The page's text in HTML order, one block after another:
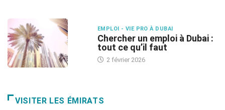
EMPLOI - VIE PRO À DUBAI
Chercher un emploi à Dubai :
tout ce qu’il faut
2 février 2026
VISITER LES ÉMIRATS